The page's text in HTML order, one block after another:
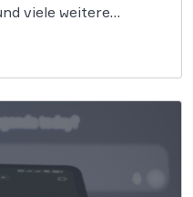
viele weitere
werden. Die
Suno und
verteidigen. Dem